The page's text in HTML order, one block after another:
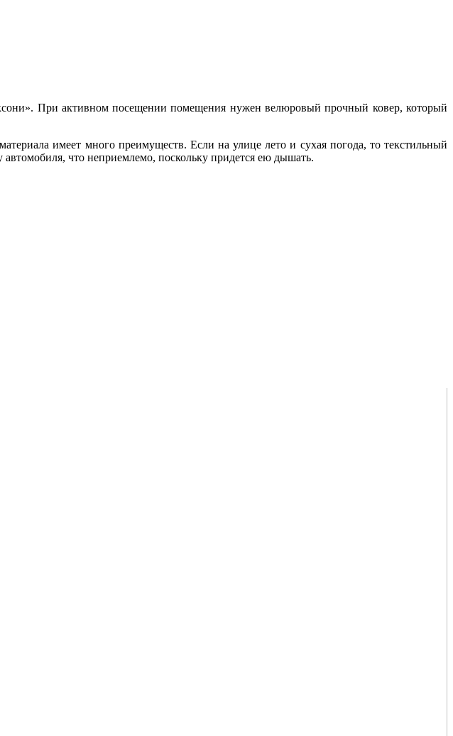
При активном посещении помещения нужен велюровый прочный ковер, который
имеет много преимуществ. Если на улице лето и сухая погода, то текстильный
что неприемлемо, поскольку придется ею дышать.